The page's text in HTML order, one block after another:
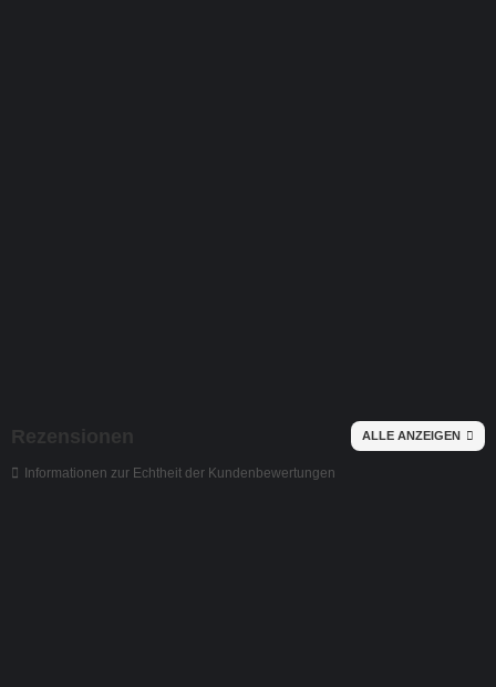
Rezensionen ALLE ANZEIGEN
Informationen zur Echtheit der Kundenbewertungen